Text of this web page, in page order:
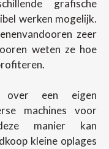
grafische
werken mogelijk.
zeer
weten ze hoe
over een eigen
machines voor
manier kan
kleine oplages